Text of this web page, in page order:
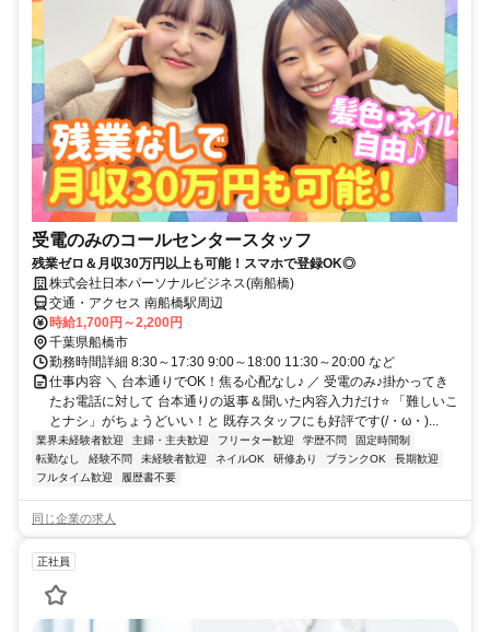
受電のみのコールセンタースタッフ
残業ゼロ＆月収30万円以上も可能！スマホで登録OK◎
株式会社日本パーソナルビジネス(南船橋)
交通・アクセス 南船橋駅周辺
時給1,700円～2,200円
千葉県船橋市
勤務時間詳細 8:30～17:30 9:00～18:00 11:30～20:00 など
仕事内容 ＼ 台本通りでOK！焦る心配なし♪ ／ 受電のみ♪掛かってき
たお電話に対して 台本通りの返事＆聞いた内容入力だけ⭐ 「難しいこ
とナシ」がちょうどいい！と 既存スタッフにも好評です(/・ω・)...
業界未経験者歓迎 主婦・主夫歓迎 フリーター歓迎 学歴不問
固定時間制
転勤なし
経験不問 未経験者歓迎 ネイルOK 研修あり ブランクOK
長期歓迎
フルタイム歓迎
履歴書不要
同じ企業の求人
正社員